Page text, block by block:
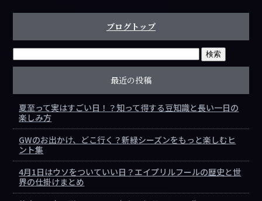
ブログトップ
最近の投稿
夏至って実はすごい日！？知って得する豆知識と長い一日の
楽しみ方
GWのお出かけ、どこ行く？新緑シーズンをもっと楽しむヒ
ント集
4月1日はウソをついていい日？エイプリルフールの歴史と世
界の仕掛けまとめ